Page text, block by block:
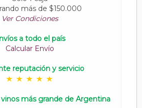
más de $150.000
Ver Condiciones
a todo el país
Calcular Envío
reputación y servicio
más grande de Argentina